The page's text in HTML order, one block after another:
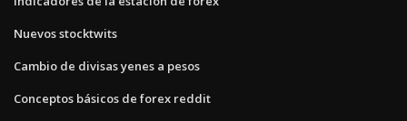
Nuevos stocktwits
Cambio de divisas yenes a pesos
Conceptos básicos de forex reddit